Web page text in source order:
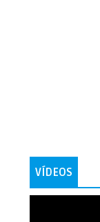
VÍDEOS